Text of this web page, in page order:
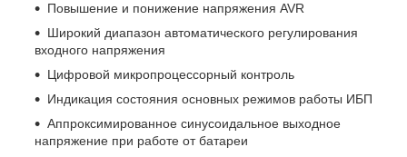
Повышение и понижение напряжения AVR
Широкий диапазон автоматического регулирования
входного напряжения
Цифровой микропроцессорный контроль
Индикация состояния основных режимов работы ИБП
Аппроксимированное синусоидальное выходное
напряжение при работе от батареи